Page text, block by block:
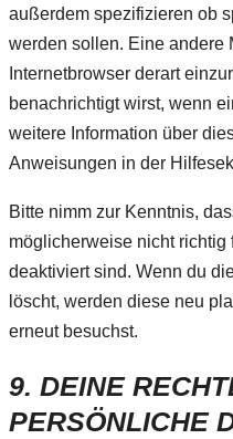
außerdem spezifizieren ob
werden sollen. Eine andere
Internetbrowser derart
benachrichtigt wirst, wenn
weitere Information über
Anweisungen in der
Bitte nimm zur Kenntnis,
möglicherweise nicht
deaktiviert sind. Wenn du
löscht, werden diese neu
erneut besuchst.
9. DEINE
PERSÖNLICHE